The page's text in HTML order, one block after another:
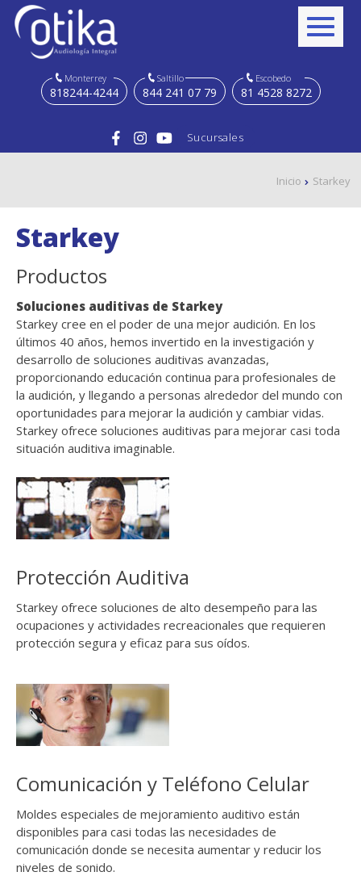
Monterrey
818244-4244
Saltillo
844 241 07 79
Escobedo
81 4528 8272
Sucursales
Inicio Starkey
Starkey
Productos
Soluciones auditivas de Starkey
Starkey cree en el poder de una mejor audición. En los
últimos 40 años, hemos invertido en la investigación y
desarrollo de soluciones auditivas avanzadas,
proporcionando educación continua para profesionales de
la audición, y llegando a personas alrededor del mundo con
oportunidades para mejorar la audición y cambiar vidas.
Starkey ofrece soluciones auditivas para mejorar casi toda
situación auditiva imaginable.
Protección Auditiva
Starkey ofrece soluciones de alto desempeño para las
ocupaciones y actividades recreacionales que requieren
protección segura y eficaz para sus oídos.
Comunicación y Teléfono Celular
Moldes especiales de mejoramiento auditivo están
disponibles para casi todas las necesidades de
comunicación donde se necesita aumentar y reducir los
niveles de sonido.